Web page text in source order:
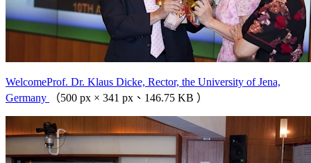
WelcomeProf. Dr. Klaus Dicke, Rector, the University of Jena,
Germany
（500 px × 341 px、146.75 KB ）